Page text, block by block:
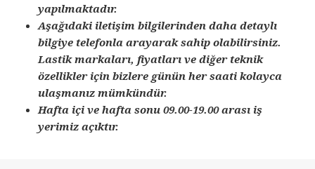
yapılmaktadır.
Aşağıdaki iletişim bilgilerinden daha detaylı
bilgiye telefonla arayarak sahip olabilirsiniz.
Lastik markaları, fiyatları ve diğer teknik
özellikler için bizlere günün her saati kolayca
ulaşmanız mümkündür.
Hafta içi ve hafta sonu 09.00-19.00 arası iş
yerimiz açıktır.